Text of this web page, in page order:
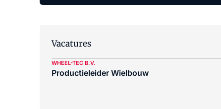
Vacatures
WHEEL-TEC B.V.
Productieleider Wielbouw